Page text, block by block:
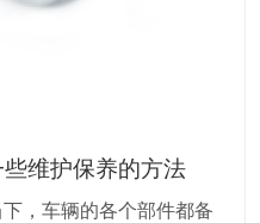
维护保养的方法
，车辆的各个部件都备